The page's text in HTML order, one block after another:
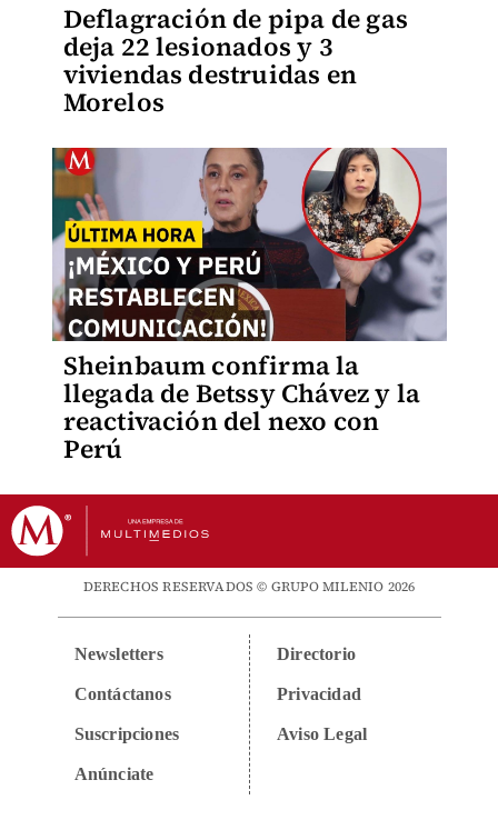
Deflagración de pipa de gas
deja 22 lesionados y 3
viviendas destruidas en
Morelos
Sheinbaum confirma la
llegada de Betssy Chávez y la
reactivación del nexo con
Perú
DERECHOS RESERVADOS © GRUPO MILENIO 2026
Newsletters
Contáctanos
Suscripciones
Anúnciate
Directorio
Privacidad
Aviso Legal